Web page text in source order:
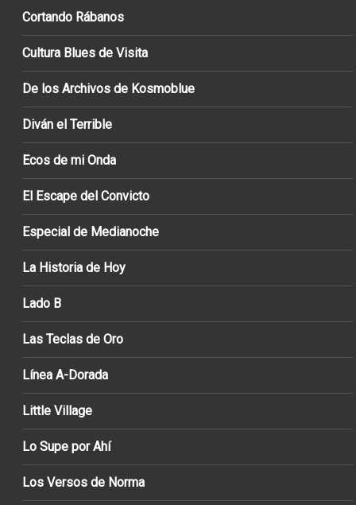
Cortando Rábanos
Cultura Blues de Visita
De los Archivos de Kosmoblue
Diván el Terrible
Ecos de mi Onda
El Escape del Convicto
Especial de Medianoche
La Historia de Hoy
Lado B
Las Teclas de Oro
Línea A-Dorada
Little Village
Lo Supe por Ahí
Los Versos de Norma